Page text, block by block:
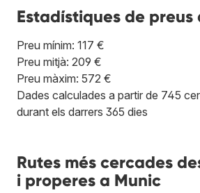
Estadístiques de preus
Preu mínim: 117 €
Preu mitjà: 209 €
Preu màxim: 572 €
Dades calculades a partir de 745
durant els darrers 365 dies
Rutes més cercades
i properes a Munic